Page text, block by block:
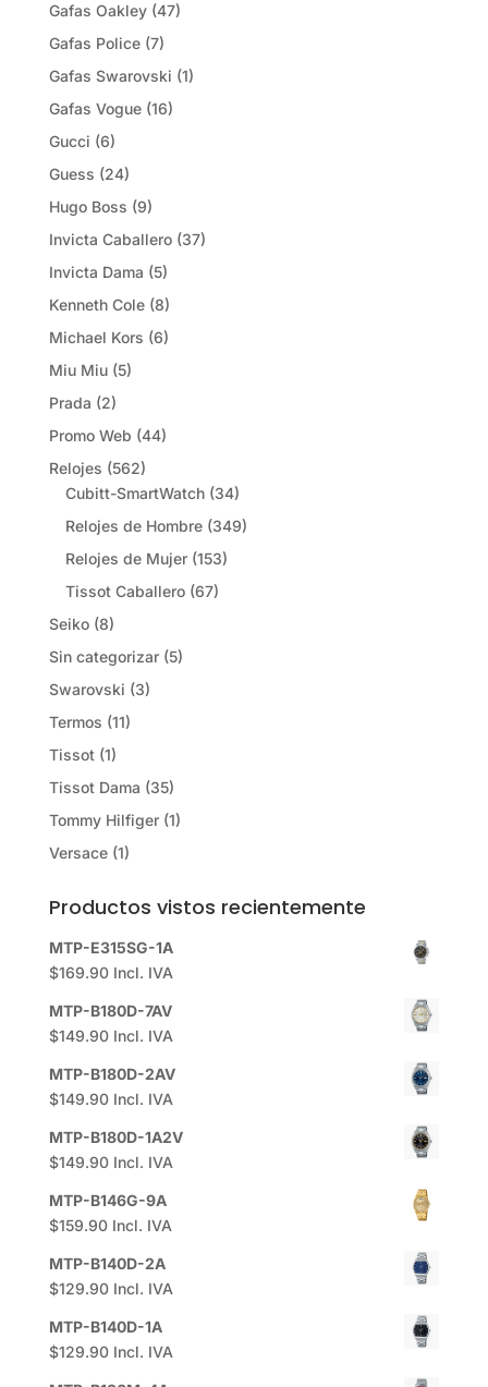
Gafas Oakley (47)
Gafas Police (7)
Gafas Swarovski (1)
Gafas Vogue (16)
Gucci (6)
Guess (24)
Hugo Boss (9)
Invicta Caballero (37)
Invicta Dama (5)
Kenneth Cole (8)
Michael Kors (6)
Miu Miu (5)
Prada (2)
Promo Web (44)
Relojes (562)
Cubitt-SmartWatch (34)
Relojes de Hombre (349)
Relojes de Mujer (153)
Tissot Caballero (67)
Seiko (8)
Sin categorizar (5)
Swarovski (3)
Termos (11)
Tissot (1)
Tissot Dama (35)
Tommy Hilfiger (1)
Versace (1)
Productos vistos recientemente
MTP-E315SG-1A
$169.90 Incl. IVA
MTP-B180D-7AV
$149.90 Incl. IVA
MTP-B180D-2AV
$149.90 Incl. IVA
MTP-B180D-1A2V
$149.90 Incl. IVA
MTP-B146G-9A
$159.90 Incl. IVA
MTP-B140D-2A
$129.90 Incl. IVA
MTP-B140D-1A
$129.90 Incl. IVA